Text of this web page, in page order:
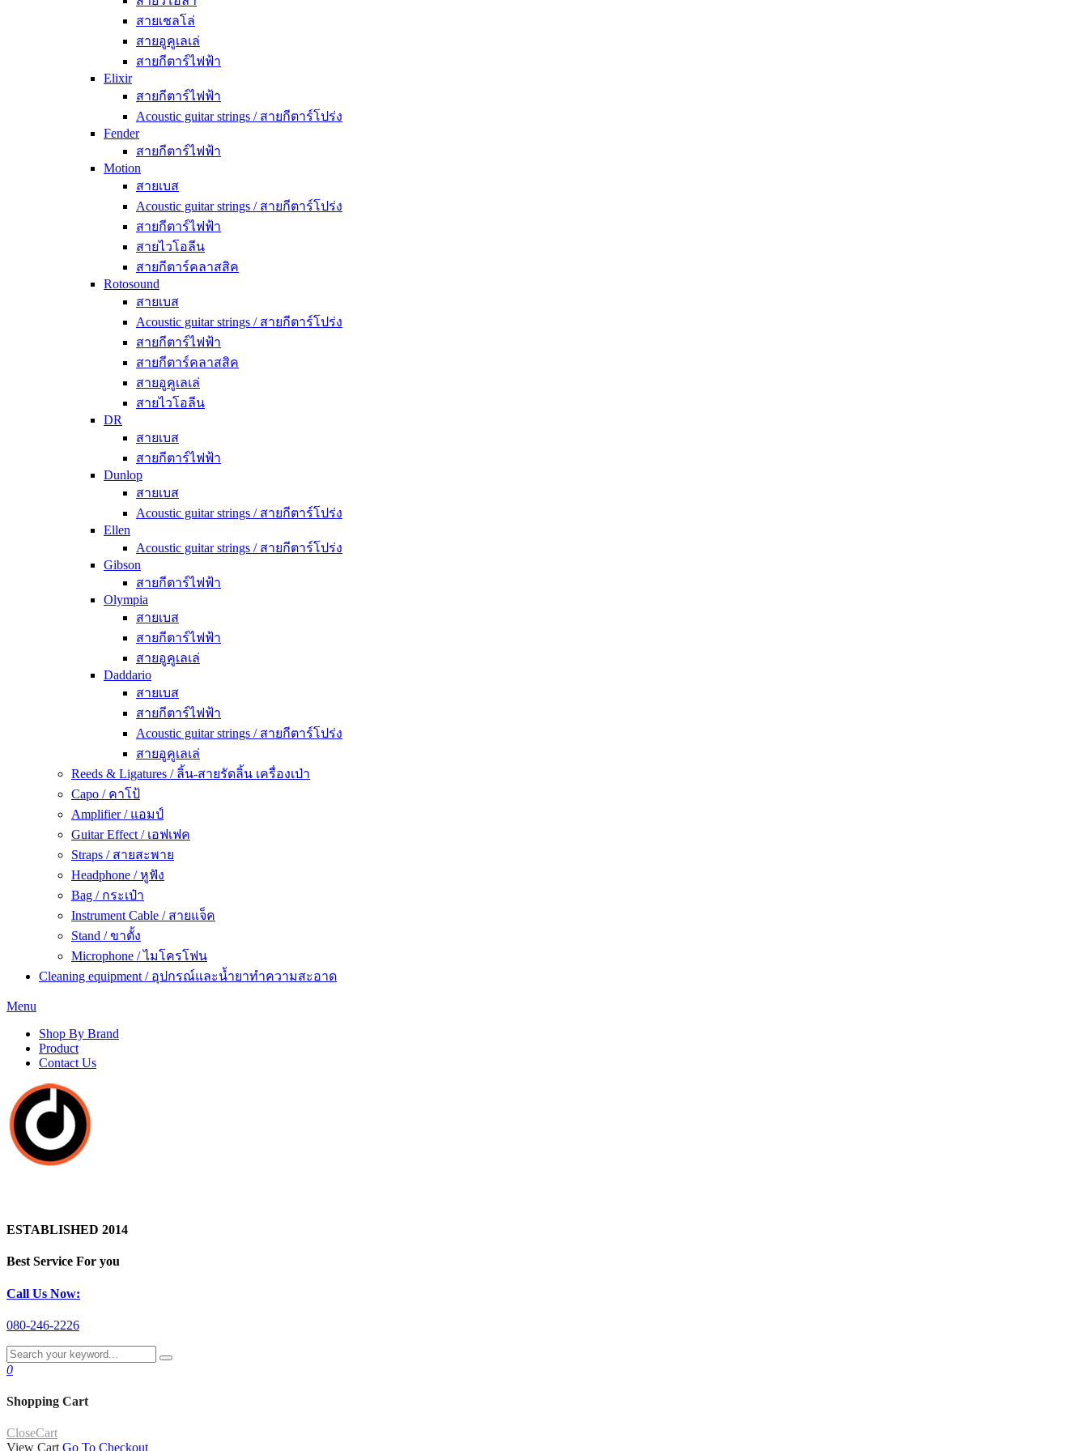
สายเชลโล่
สายอูคูเลเล่
สายกีตาร์ไฟฟ้า
Elixir
สายกีตาร์ไฟฟ้า
Acoustic guitar strings / สายกีตาร์โปร่ง
Fender
สายกีตาร์ไฟฟ้า
Motion
สายเบส
Acoustic guitar strings / สายกีตาร์โปร่ง
สายกีตาร์ไฟฟ้า
สายไวโอลีน
สายกีตาร์คลาสสิค
Rotosound
สายเบส
Acoustic guitar strings / สายกีตาร์โปร่ง
สายกีตาร์ไฟฟ้า
สายกีตาร์คลาสสิค
สายอูคูเลเล่
สายไวโอลีน
DR
สายเบส
สายกีตาร์ไฟฟ้า
Dunlop
สายเบส
Acoustic guitar strings / สายกีตาร์โปร่ง
Ellen
Acoustic guitar strings / สายกีตาร์โปร่ง
Gibson
สายกีตาร์ไฟฟ้า
Olympia
สายเบส
สายกีตาร์ไฟฟ้า
สายอูคูเลเล่
Daddario
สายเบส
สายกีตาร์ไฟฟ้า
Acoustic guitar strings / สายกีตาร์โปร่ง
สายอูคูเลเล่
Reeds & Ligatures / ลิ้น-สายรัดลิ้น เครื่องเป่า
Capo / คาโป้
Amplifier / แอมป์
Guitar Effect / เอฟเฟค
Straps / สายสะพาย
Headphone / หูฟัง
Bag / กระเป๋า
Instrument Cable / สายแจ็ค
Stand / ขาตั้ง
Microphone / ไมโครโฟน
Cleaning equipment / อุปกรณ์และน้ำยาทำความสะอาด
Menu
Shop By Brand
Product
Contact Us
ESTABLISHED 2014
Best Service For you
Call Us Now:
080-246-2226
0
Shopping Cart
CloseCart
View Cart Go To Checkout